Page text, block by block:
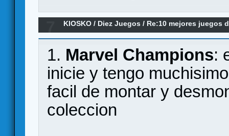
KIOSKO / Diez Juegos / Re:10 mejores juegos
1. Marvel Champions:
inicie y tengo
facil de montar y
coleccion